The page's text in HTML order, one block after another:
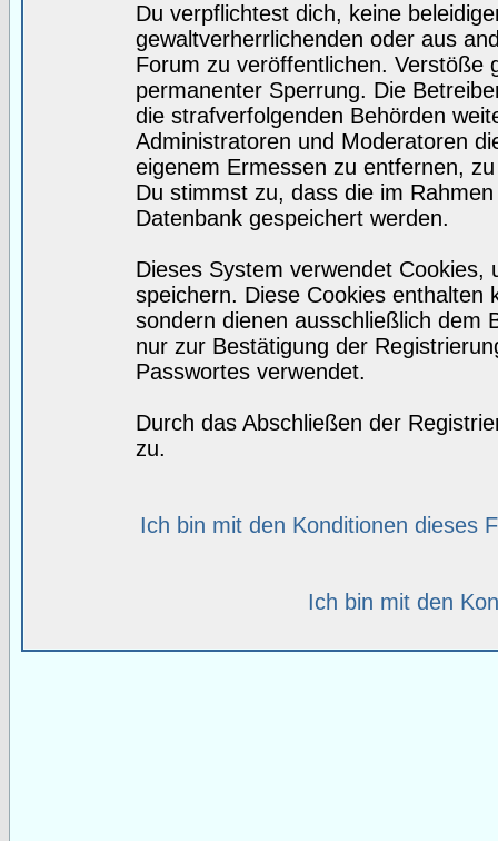
Du verpflichtest dich, keine
gewaltverherrlichenden oder aus
Forum zu veröffentlichen. Verstöße
permanenter Sperrung. Die
die strafverfolgenden Behörden
Administratoren und Moderatoren
eigenem Ermessen zu entfernen,
Du stimmst zu, dass die im
Datenbank gespeichert werden.
Dieses System verwendet
speichern. Diese Cookies enthalten
sondern dienen ausschließlich dem
nur zur Bestätigung der
Passwortes verwendet.
Durch das Abschließen der
zu.
Ich bin mit den Konditionen dieses
Ich bin mit den